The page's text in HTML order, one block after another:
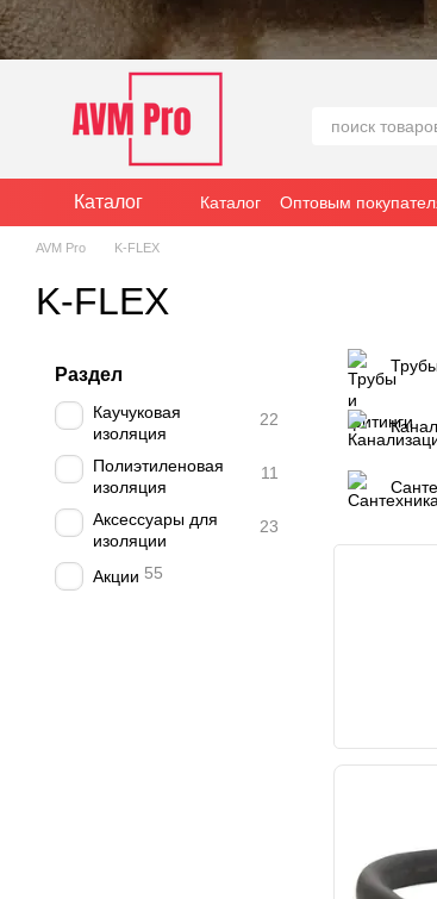
Перейти к основному контенту
Каталог Каталог Оптовым
Договор оферты
AVM Pro K-FLEX
K-FLEX
Раздел
Каучуковая
изоляция
22
Полиэтиленовая
изоляция
11
Аксессуары для
изоляции
23
Акции 55